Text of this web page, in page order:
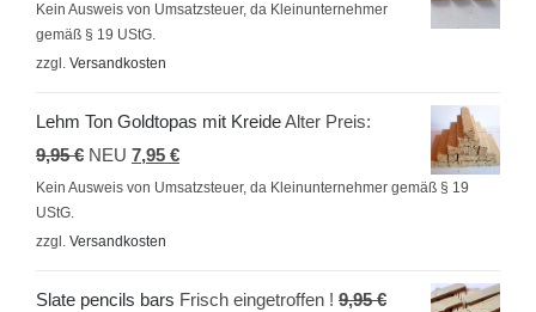
Kein Ausweis von Umsatzsteuer, da Kleinunternehmer
gemäß § 19 UStG.
zzgl. Versandkosten
Lehm Ton Goldtopas mit KreideAlter Preis:
9,95€ Ursprünglicher
Preis
NEU 7,95 €Aktueller
Preis
Kein Ausweis von Umsatzsteuer, da Kleinunternehmer gemäß § 19
UStG.
zzgl. Versandkosten
Slate pencils bars Frisch eingetroffen ! 9,95€Ursprünglicher